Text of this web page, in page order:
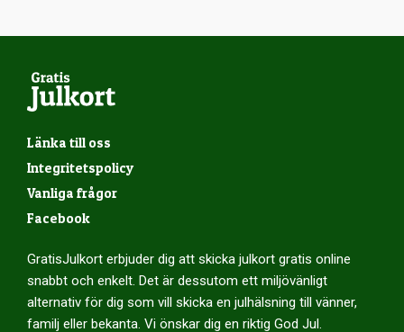
Länka till oss
Integritetspolicy
Vanliga frågor
Facebook
GratisJulkort erbjuder dig att skicka julkort gratis online
snabbt och enkelt. Det är dessutom ett miljövänligt
alternativ för dig som vill skicka en julhälsning till vänner,
familj eller bekanta. Vi önskar dig en riktig God Jul.